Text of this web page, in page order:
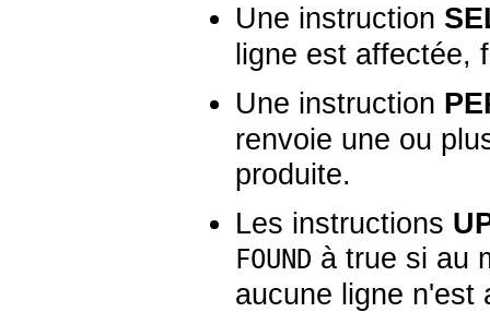
Une instruction
ligne est affectée,
Une instruction
renvoie une ou
produite.
Les instructions
FOUND à true si au
aucune ligne n'est